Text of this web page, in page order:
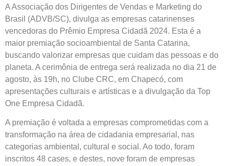
A Associação dos Dirigentes de Vendas e Marketing do
Brasil (ADVB/SC), divulga as empresas catarinenses
vencedoras do Prêmio Empresa Cidadã 2024. Esta é a
maior premiação socioambiental de Santa Catarina,
buscando valorizar empresas que cuidam das pessoas e do
planeta. A cerimônia de entrega será realizada no dia 21 de
agosto, às 19h, no Clube CRC, em Chapecó, com
apresentações culturais e artísticas e a divulgação da Top
One Empresa Cidadã.
A premiação é voltada a empresas comprometidas com a
transformação na área de cidadania empresarial, nas
categorias ambiental, cultural e social. Ao todo, foram
inscritos 48 cases, e destes, nove foram de empresas